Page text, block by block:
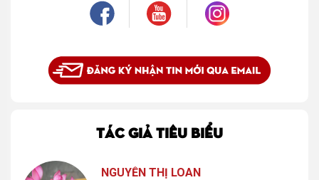
TÁC GIẢ TIÊU BIỂU
NGUYỄN THỊ LOAN